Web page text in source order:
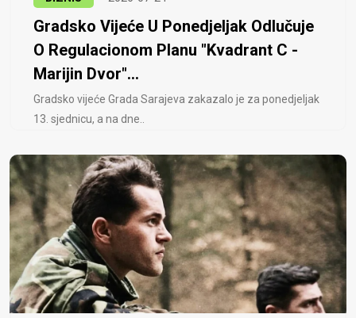
Gradsko Vijeće U Ponedjeljak Odlučuje
O Regulacionom Planu "Kvadrant C -
Marijin Dvor"...
Gradsko vijeće Grada Sarajeva zakazalo je za ponedjeljak
13. sjednicu, a na dne..